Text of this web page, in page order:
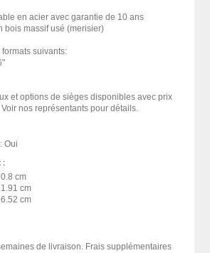
en acier avec garantie de 10 ans
bois massif usé (merisier)
suivants:
et options de sièges disponibles avec prix
nos représentants pour détails.
Oui
:
cm
cm
cm
de livraison. Frais supplémentaires